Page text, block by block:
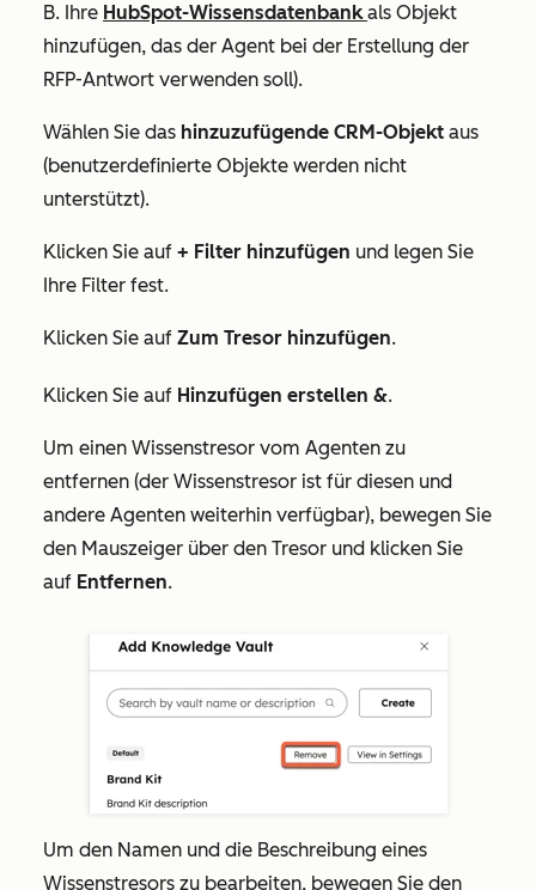
B. Ihre HubSpot-Wissensdatenbankals Objekt
hinzufügen, das der Agent bei der Erstellung der
RFP-Antwort verwenden soll).
Wählen Sie das hinzuzufügende CRM-Objekt aus
(benutzerdefinierte Objekte werden nicht
unterstützt).
Klicken Sie auf + Filter hinzufügen und legen Sie
Ihre Filter fest.
Klicken Sie auf Zum Tresor hinzufügen.
Klicken Sie auf Hinzufügen erstellen &.
Um einen Wissenstresor vom Agenten zu
entfernen (der Wissenstresor ist für diesen und
andere Agenten weiterhin verfügbar), bewegen Sie
den Mauszeiger über den Tresor und klicken Sie
auf Entfernen.
Um den Namen und die Beschreibung eines
Wissenstresors zu bearbeiten, bewegen Sie den